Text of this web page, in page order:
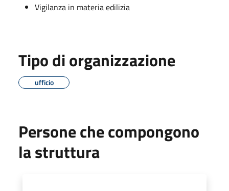
Vigilanza in materia edilizia
Tipo di organizzazione
ufficio
Persone che compongono
la struttura